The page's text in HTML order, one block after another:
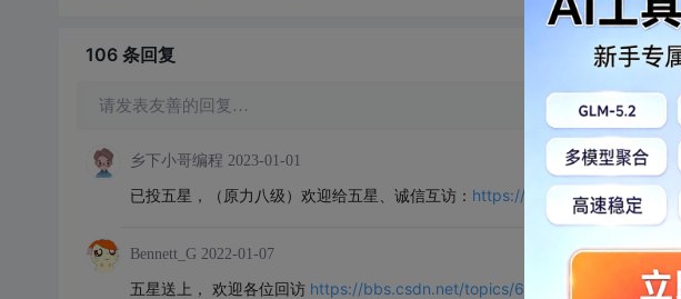
106 条回复
请发表友善的回复…
乡下小哥编程 2023-01-01
已投五星，（原力八级）欢迎给五星、诚信互访： https://bbs.csdn.net/topics/
Bennett_G 2022-01-07
五星送上， 欢迎各位回访 https://bbs.csdn.net/topics/603959186